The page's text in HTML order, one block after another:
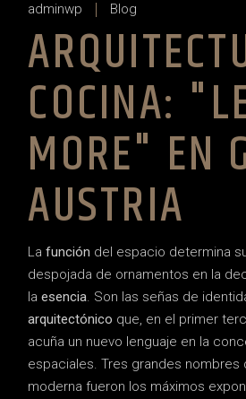
adminwp Blog
COCINA:
MORE" EN
AUSTRIA
Lafunción del espacio determina
despojada de ornamentos en la
laesencia. Son las señas de
arquitectónico que, en el primer
acuña un nuevo lenguaje en la
espaciales. Tres grandes nombres
moderna fueron los máximos